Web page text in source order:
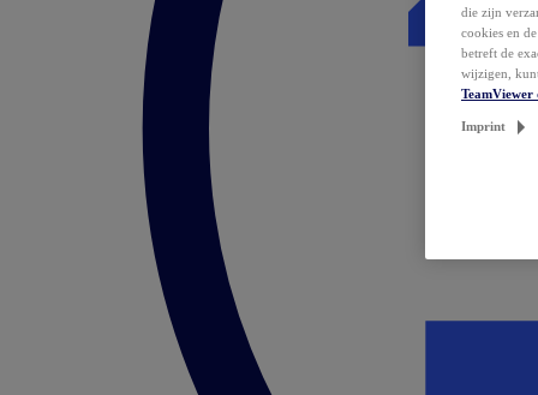
die zijn
cookies en
betreft de
wijzigen,
TeamViewer
Imprint